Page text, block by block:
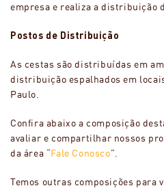
empresa e realiza a distribuição
Postos de Distribuição
As cestas são distribuídas em
distribuição espalhados em
Paulo.
Confira abaixo a composição
avaliar e compartilhar nossos
da área “Fale Conosco”.
Temos outras composições para